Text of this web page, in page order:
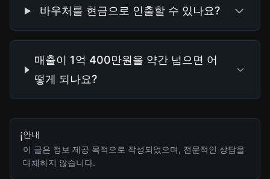
바우처를 현금으로 인출할 수 있나요?
매출이 1억 400만원을 약간 넘으면 어
떻게 되나요?
ℹ️안내
이 글은 정보 제공 목적으로 작성되었으며, 전문적인 상담을
대체하지 않습니다.